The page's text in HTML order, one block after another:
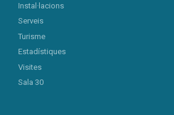
Instal·lacions
Serveis
Turisme
Estadístiques
Visites
Sala 30